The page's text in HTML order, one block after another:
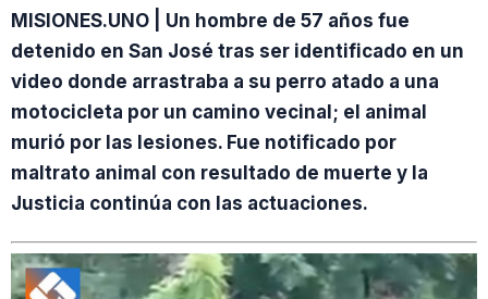
MISIONES.UNO | Un hombre de 57 años fue
detenido en San José tras ser identificado en un
video donde arrastraba a su perro atado a una
motocicleta por un camino vecinal; el animal
murió por las lesiones. Fue notificado por
maltrato animal con resultado de muerte y la
Justicia continúa con las actuaciones.